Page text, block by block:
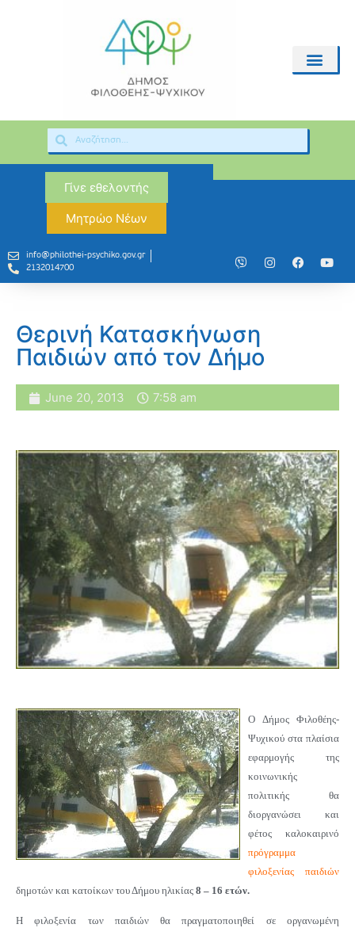
Γίνε εθελοντής
Μητρώο Νέων
info@philothei-psychiko.gov.gr
2132014700
Θερινή Κατασκήνωση
Παιδιών από τον Δήμο
June 20, 2013 7:58 am
Ο Δήμος Φιλοθέης-
Ψυχικού στα πλαίσια
εφαρμογής της
κοινωνικής
πολιτικής θα
διοργανώσει και
φέτος καλοκαιρινό
πρόγραμμα
φιλοξενίας παιδιών
δημοτών και κατοίκων του Δήμου ηλικίας 8 – 16 ετών.
Η φιλοξενία των παιδιών θα πραγματοποιηθεί σεοργανωμένη